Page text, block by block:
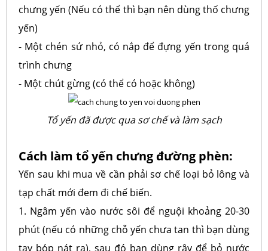
chưng yến (Nếu có thể thì bạn nên dùng thố chưng
yến)
- Một chén sứ nhỏ, có nắp để đựng yến trong quá
trình chưng
- Một chút gừng (có thể có hoặc không)
Tổ yến đã được qua sơ chế và làm sạch
Cách làm tổ yến chưng đường phèn:
Yến sau khi mua về cần phải sơ chế loại bỏ lông và
tạp chất mới đem đi chế biến.
1. Ngâm yến vào nước sôi để nguội khoảng 20-30
phút (nếu có những chỗ yến chưa tan thì bạn dùng
tay bóp nát ra), sau đó bạn dùng rây để bỏ nước